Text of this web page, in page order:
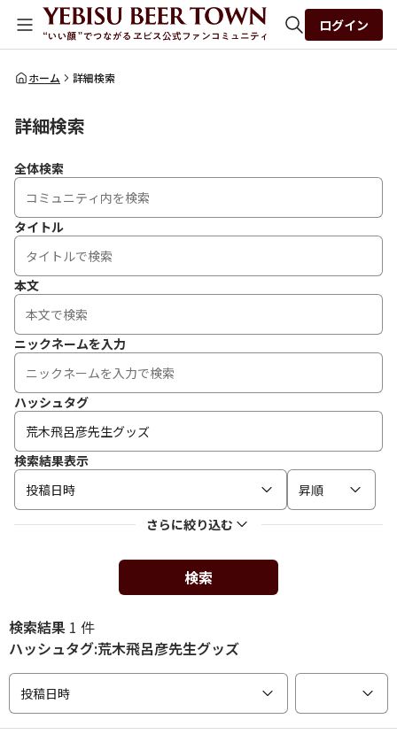
全体検索
ログイン
ホーム 詳細検索
詳細検索
全体検索
タイトル
本文
ニックネームを入力
ハッシュタグ
検索結果表示
投稿日時
昇順
さらに絞り込む
検索
検索結果 1 件
ハッシュタグ:荒木飛呂彦先生グッズ
投稿日時